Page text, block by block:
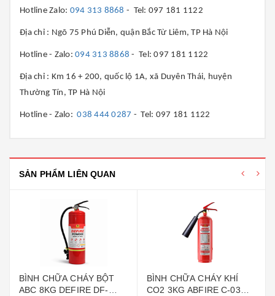
Hotline Zalo: 094 313 8868 - Tel: 097 181 1122
Địa chỉ : Ngõ 75 Phú Diễn, quận Bắc Từ Liêm, TP Hà Nội
Hotline - Zalo: 094 313 8868- Tel: 097 181 1122
Địa chỉ : Km 16 + 200, quốc lộ 1A, xã Duyên Thái, huyện
Thường Tín, TP Hà Nội
Hotline - Zalo:038 444 0287 - Tel: 097 181 1122
SẢN PHẨM LIÊN QUAN
BÌNH CHỮA CHÁY BỘT
ABC 8KG DEFIRE DF-
BÌNH CHỮA CHÁY KHÍ
CO2 3KG ABFIRE C-03